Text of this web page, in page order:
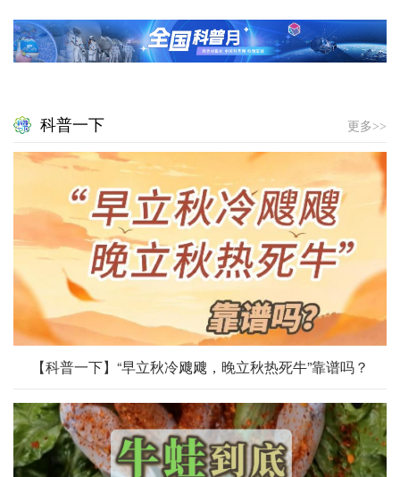
科普一下 更多>>
【科普一下】“早立秋冷飕飕，晚立秋热死牛”靠谱吗？